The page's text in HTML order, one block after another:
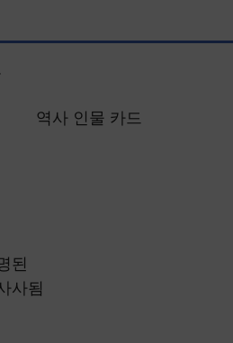
역사 인물 카드
된
사됨